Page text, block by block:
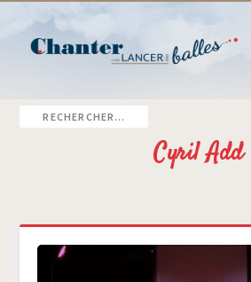
Cyril Add